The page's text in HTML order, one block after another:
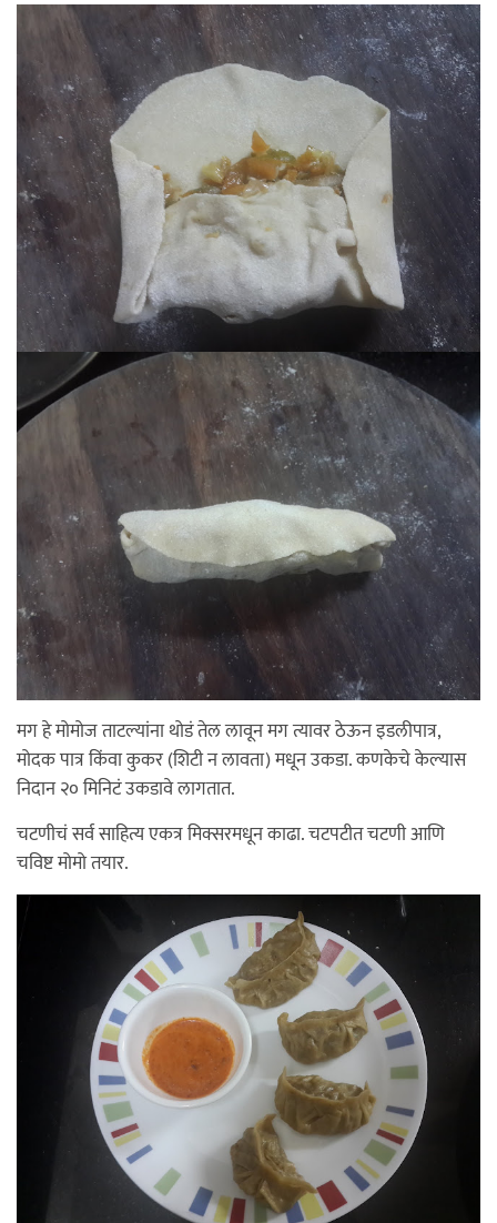
मग हे मोमोज ताटल्यांना थोडं तेल लावून मग त्यावर ठेऊन इडलीपात्र,
मोदक पात्र किंवा कुकर (शिटी न लावता) मधून उकडा. कणकेचे केल्यास
निदान २० मिनिटं उकडावे लागतात.
चटणीचं सर्व साहित्य एकत्र मिक्सरमधून काढा. चटपटीत चटणी आणि
चविष्ट मोमो तयार.